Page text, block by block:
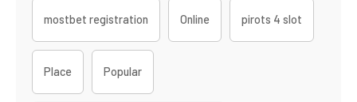
mostbet registration Online pirots 4 slot
Place Popular